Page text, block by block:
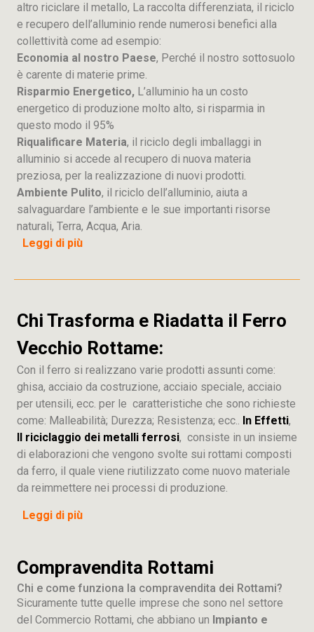
altro riciclare il metallo, La raccolta differenziata, il riciclo
e recupero dell’alluminio rende numerosi benefici alla
collettività come ad esempio:
Economia al nostro Paese, Perché il nostro sottosuolo
è carente di materie prime.
Risparmio Energetico, L’alluminio ha un costo
energetico di produzione molto alto, si risparmia in
questo modo il 95%
Riqualificare Materia, il riciclo degli imballaggi in
alluminio si accede al recupero di nuova materia
preziosa, per la realizzazione di nuovi prodotti.
Ambiente Pulito, il riciclo dell’alluminio, aiuta a
salvaguardare l’ambiente e le sue importanti risorse
naturali, Terra, Acqua, Aria.
Leggi di più
Chi Trasforma e Riadatta il Ferro
Vecchio Rottame:
Con il ferro si realizzano varie prodotti assunti come:
ghisa, acciaio da costruzione, acciaio speciale, acciaio
per utensili, ecc. per le caratteristiche che sono richieste
come: Malleabilità; Durezza; Resistenza; ecc.. In Effetti,
Il riciclaggio dei metalli ferrosi, consiste in un insieme
di elaborazioni che vengono svolte sui rottami composti
da ferro, il quale viene riutilizzato come nuovo materiale
da reimmettere nei processi di produzione.
Leggi di più
Compravendita Rottami
Chi e come funziona la compravendita dei Rottami?
Sicuramente tutte quelle imprese che sono nel settore
del Commercio Rottami, che abbiano un Impianto e